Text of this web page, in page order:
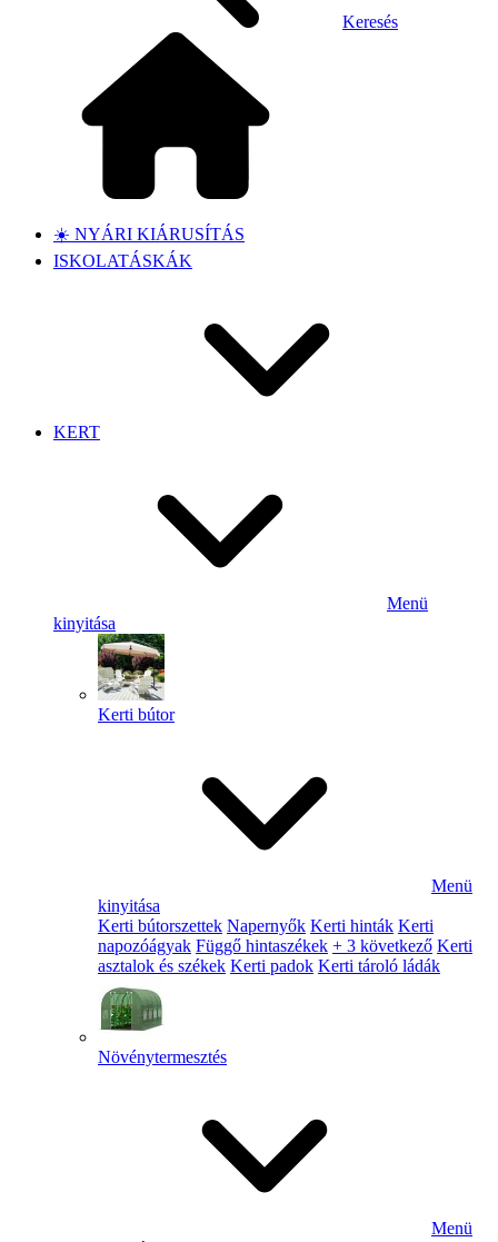
Keresés
☀️ NYÁRI KIÁRUSÍTÁS
ISKOLATÁSKÁK
KERT
Menü
kinyitása
Kerti bútor
Menü
kinyitása
Kerti bútorszettek Napernyők Kerti hinták Kerti
napozóágyak Függő hintaszékek + 3 következő Kerti
asztalok és székek Kerti padok Kerti tároló ládák
Növénytermesztés
Menü